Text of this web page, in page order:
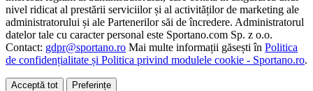
nivel ridicat al prestării serviciilor și al activităților de marketing ale
administratorului și ale Partenerilor săi de încredere. Administratorul
datelor tale cu caracter personal este Sportano.com Sp. z o.o.
Contact: gdpr@sportano.ro Mai multe informații găsești în Politica
de confidențialitate și Politica privind modulele cookie - Sportano.ro.
Acceptă tot Preferințe